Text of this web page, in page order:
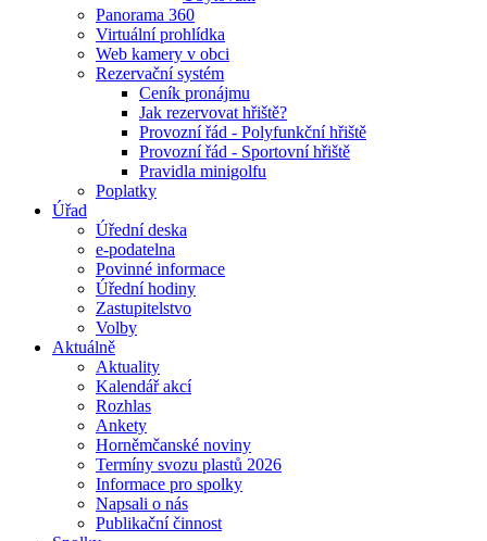
Panorama 360
Virtuální prohlídka
Web kamery v obci
Rezervační systém
Ceník pronájmu
Jak rezervovat hřiště?
Provozní řád - Polyfunkční hřiště
Provozní řád - Sportovní hřiště
Pravidla minigolfu
Poplatky
Úřad
Úřední deska
e-podatelna
Povinné informace
Úřední hodiny
Zastupitelstvo
Volby
Aktuálně
Aktuality
Kalendář akcí
Rozhlas
Ankety
Horněmčanské noviny
Termíny svozu plastů 2026
Informace pro spolky
Napsali o nás
Publikační činnost